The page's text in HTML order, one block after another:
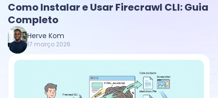
Como Instalar e Usar Firecrawl CLI: Guia
Completo
Herve Kom
17 março 2026